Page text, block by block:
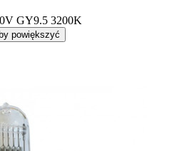
GY9.5 3200K
powiększyć